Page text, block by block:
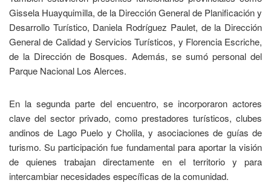
Gissela Huayquimilla, de la Dirección General de Planificación y
Desarrollo Turístico, Daniela Rodríguez Paulet, de la Dirección
General de Calidad y Servicios Turísticos, y Florencia Escriche,
de la Dirección de Bosques. Además, se sumó personal del
Parque Nacional Los Alerces.
En la segunda parte del encuentro, se incorporaron actores
clave del sector privado, como prestadores turísticos, clubes
andinos de Lago Puelo y Cholila, y asociaciones de guías de
turismo. Su participación fue fundamental para aportar la visión
de quienes trabajan directamente en el territorio y para
intercambiar necesidades específicas de la comunidad.